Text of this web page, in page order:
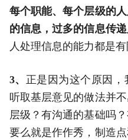
每个职能、每个层级的
的信息，过多的信息传递
人处理信息的能力都是有
3、 正是因为这个原因，
听取基层意见的做法并
层级？有沟通的基础吗
要么就是作作秀，制造